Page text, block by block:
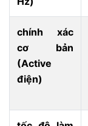
chính xác
cơ bản
(Active
điện)